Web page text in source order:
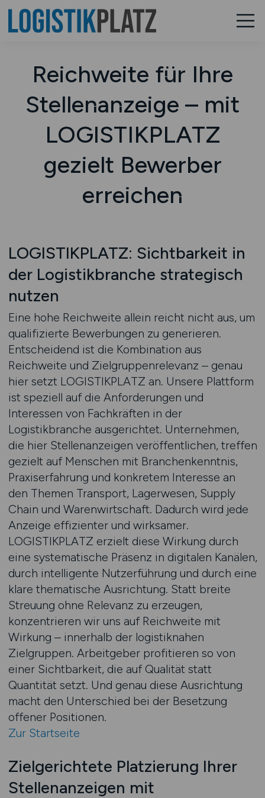
Reichweite für Ihre
Stellenanzeige – mit
LOGISTIKPLATZ
gezielt Bewerber
erreichen
LOGISTIKPLATZ: Sichtbarkeit in
der Logistikbranche strategisch
nutzen
Eine hohe Reichweite allein reicht nicht aus, um
qualifizierte Bewerbungen zu generieren.
Entscheidend ist die Kombination aus
Reichweite und Zielgruppenrelevanz – genau
hier setzt LOGISTIKPLATZ an. Unsere Plattform
ist speziell auf die Anforderungen und
Interessen von Fachkräften in der
Logistikbranche ausgerichtet. Unternehmen,
die hier Stellenanzeigen veröffentlichen, treffen
gezielt auf Menschen mit Branchenkenntnis,
Praxiserfahrung und konkretem Interesse an
den Themen Transport, Lagerwesen, Supply
Chain und Warenwirtschaft. Dadurch wird jede
Anzeige effizienter und wirksamer.
LOGISTIKPLATZ erzielt diese Wirkung durch
eine systematische Präsenz in digitalen Kanälen,
durch intelligente Nutzerführung und durch eine
klare thematische Ausrichtung. Statt breite
Streuung ohne Relevanz zu erzeugen,
konzentrieren wir uns auf Reichweite mit
Wirkung – innerhalb der logistiknahen
Zielgruppen. Arbeitgeber profitieren so von
einer Sichtbarkeit, die auf Qualität statt
Quantität setzt. Und genau diese Ausrichtung
macht den Unterschied bei der Besetzung
offener Positionen.
Zur Startseite
Zielgerichtete Platzierung Ihrer
Stellenanzeigen mit